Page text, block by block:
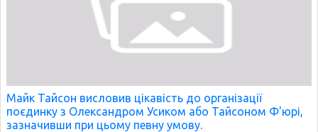
Майк Тайсон висловив цікавість до організації
поєдинку з Олександром Усиком або Тайсоном Ф'юрі,
зазначивши при цьому певну умову.